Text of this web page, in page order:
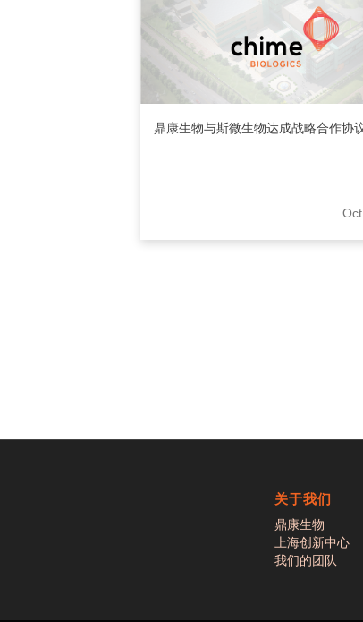
鼎康生物与斯微生物达成战略合作协
关于我们
鼎康生物
上海创新中心
我们的团队